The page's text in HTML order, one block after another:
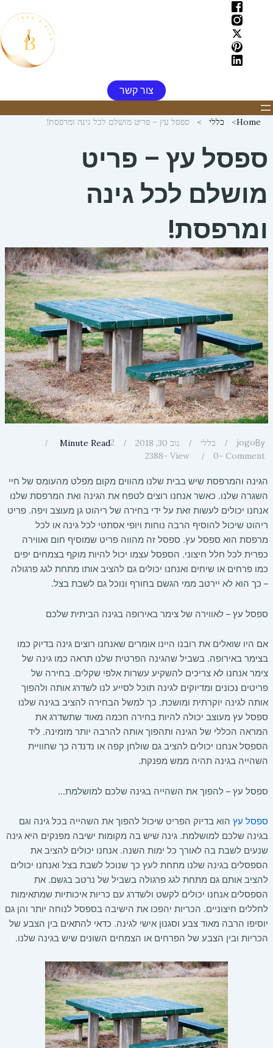
צור קשר
Home כללי ספסל עץ – פריט מושלם לכל גינה ומרפסת!
ספסל עץ – פריט
מושלם לכל גינה
ומרפסת!
By
jogo כללי נוב 30, 2018 2
Minute Read
0
Comment -
2388 View -
הגינה והמרפסת שיש בבית שלנו מהווים מקום מפלט מהעומס של חיי
השגרה שלנו. כאשר אנחנו רוצים לטפח את הגינה ואת המרפסת שלנו
אנחנו יכולים לעשות זאת על ידי בחירה של ריהוט גן מעוצב ויפה. פריט
ריהוט שיכול להוסיף הרבה נוחות ויופי אסתטי לכל גינה או לכל
מרפסת הוא ספסל עץ. ספסל זה מהווה פריט שמוסיף חום ואווירה
כפרית לכל חלל חיצוני. הספסל עצמו יכול להיות מוקף בצמחים יפים
כמו פרחים או שיחים ואנחנו יכולים גם להציב אותו מתחת לגג פרגולה
– כך הוא לא יירטב ממי הגשם בחורף ונוכל גם לשבת בצל.
ספסל עץ – לאווירה של צימר באירופה בגינה הביתית שלכם
אם היו שואלים את רובנו היינו אומרים שאנחנו רוצים גינה בדיוק כמו
בצימר באירופה. בשביל שהגינה הפרטית שלנו תראה כמו גינה של
צימר אנחנו לא צריכים להשקיע עשרות אלפי שקלים. בחירה של
פריטים נכונים ומדיוקים לגינה תוכל לסייע לנו לשדרג אותה ולהפוך
אותה לגינה יוקרתית ומושכת. כך למשל הבחירה להציב בגינה שלנו
ספסל עץ מעוצב יכולה להיות בחירה חכמה מאוד שתשדרג את
המראה הכללי של הגינה ותהפוך אותה להרבה יותר מזמינה. ליד
הספסל אנחנו יכולים להציב גם שולחן קפה או נדנדה כך שחוויית
השהייה בגינה תהיה ממש מפנקת.
ספסל עץ – להפוך את השהייה בגינה שלכם למושלמת…
ספסל עץהוא בדיוק הפריט שיכול להפוך את השהייה בכל גינה וגם
בגינה שלכם למושלמת. גינה שיש בה מקומות ישיבה מפנקים היא גינה
שנעים לשבת בה לאורך כל ימות השנה. אנחנו יכולים להציב את
הספסלים בגינה שלנו מתחת לעץ כך שנוכל לשבת בצל ואנחנו יכולים
להציב אותם גם מתחת לגג פרגולה בשביל של נרטב בגשם. את
הספסלים אנחנו יכולים לקשט ולשדרג עם כריות איכותיות שמתאימות
לחללים חיצוניים. הכריות יהפכו את הישיבה בספסל לנוחה יותר והן גם
יוסיפו הרבה מאוד צבע וסגנון אישי לגינה. כדאי להתאים בין הצבע של
הכריות ובין הצבע של הפרחים או הצמחים השונים שיש בגינה שלנו.